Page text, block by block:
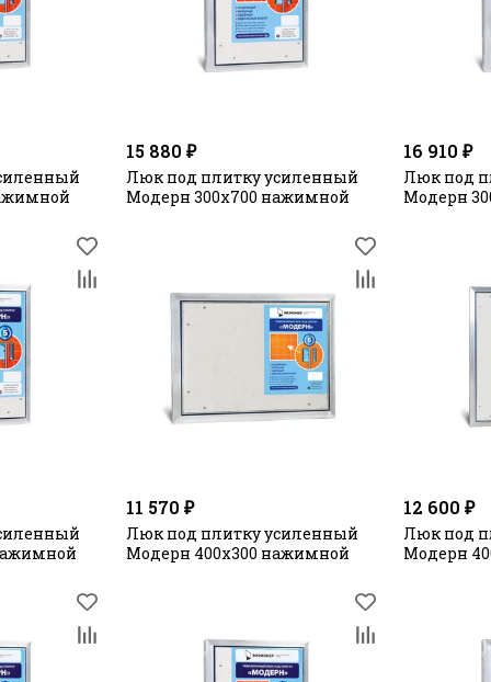
15 880 ₽
Люк под плитку усиленный
Модерн 300х700 нажимной
16 910 ₽
Люк под
Модерн
11 570 ₽
Люк под плитку усиленный
Модерн 400х300 нажимной
12 600 ₽
Люк под
Модерн